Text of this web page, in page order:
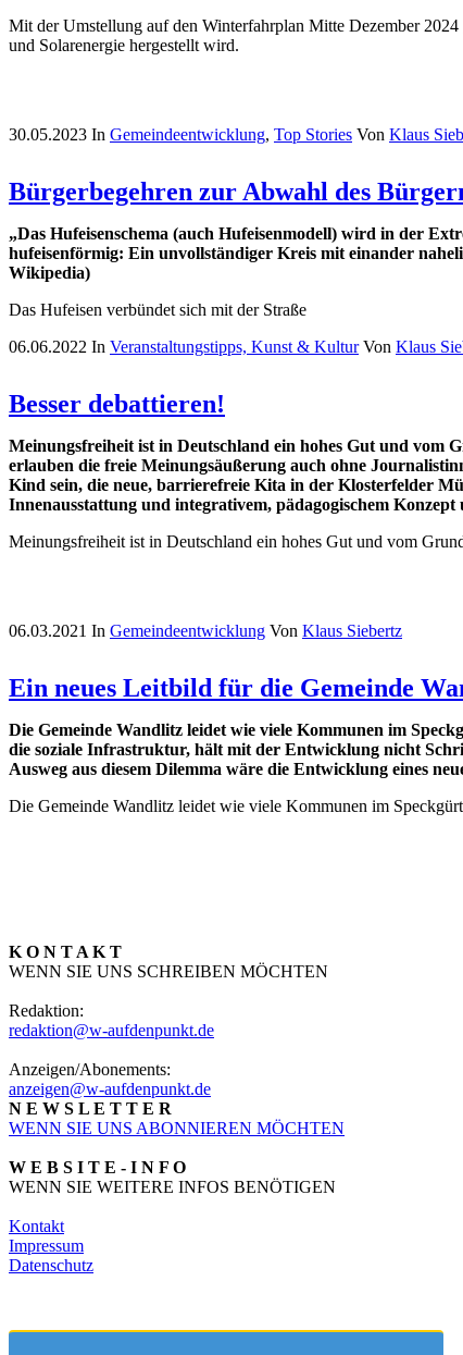
Mit der Umstellung auf den Winterfahrplan Mitte Dezember
und Solarenergie hergestellt wird.
30.05.2023 In Gemeindeentwicklung, Top Stories Von Klaus
Bürgerbegehren zur Abwahl des
„Das Hufeisenschema (auch Hufeisenmodell) wird in der
hufeisenförmig: Ein unvollständiger Kreis mit einander
Wikipedia)
Das Hufeisen verbündet sich mit der Straße
06.06.2022 In Veranstaltungstipps, Kunst & Kultur Von Klaus
Besser debattieren!
Meinungsfreiheit ist in Deutschland ein hohes Gut und vom
erlauben die freie Meinungsäußerung auch ohne
Kind sein, die neue, barrierefreie Kita in der Klosterfelder
Innenausstattung und integrativem, pädagogischem
Meinungsfreiheit ist in Deutschland ein hohes Gut und vom
06.03.2021 In Gemeindeentwicklung Von Klaus Siebertz
Ein neues Leitbild für die Gemeinde
Die Gemeinde Wandlitz leidet wie viele Kommunen im
die soziale Infrastruktur, hält mit der Entwicklung nicht
Ausweg aus diesem Dilemma wäre die Entwicklung eines
Die Gemeinde Wandlitz leidet wie viele Kommunen im
K O N T A K T
WENN SIE UNS SCHREIBEN MÖCHTEN
Redaktion:
redaktion@w-aufdenpunkt.de
Anzeigen/Abonements:
anzeigen@w-aufdenpunkt.de
N E W S L E T T E R
WENN SIE UNS ABONNIEREN MÖCHTEN
W E B S I T E - I N F O
WENN SIE WEITERE INFOS BENÖTIGEN
Kontakt
Impressum
Datenschutz